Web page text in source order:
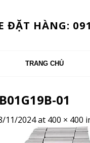
ĐẶT HÀNG:
TRANG CHỦ
01
11/2024at 400 × 400